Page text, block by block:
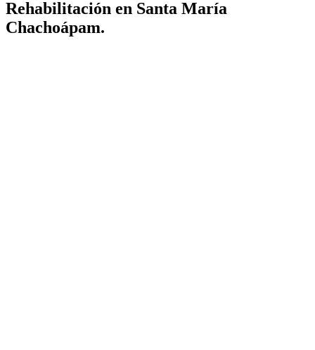
Rehabilitación en Santa María
Chachoápam.